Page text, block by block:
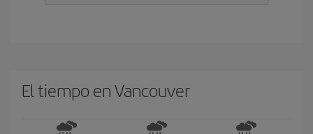
El tiempo en Vancouver